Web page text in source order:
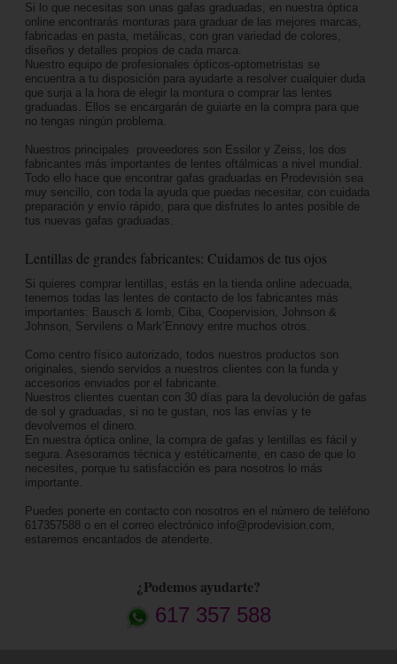
Si lo que necesitas son unas gafas graduadas, en nuestra óptica
online encontrarás monturas para graduar de las mejores marcas,
fabricadas en pasta, metálicas, con gran variedad de colores,
diseños y detalles propios de cada marca.
Nuestro equipo de profesionales ópticos-optometristas se
encuentra a tu disposición para ayudarte a resolver cualquier duda
que surja a la hora de elegir la montura o comprar las lentes
graduadas. Ellos se encargarán de guiarte en la compra para que
no tengas ningún problema.
Nuestros principales proveedores son Essilor y Zeiss, los dos
fabricantes más importantes de lentes oftálmicas a nivel mundial.
Todo ello hace que encontrar gafas graduadas en Prodevisión sea
muy sencillo, con toda la ayuda que puedas necesitar, con cuidada
preparación y envío rápido, para que disfrutes lo antes posible de
tus nuevas gafas graduadas.
Lentillas de grandes fabricantes: Cuidamos de tus ojos
Si quieres comprar lentillas, estás en la tienda online adecuada,
tenemos todas las lentes de contacto de los fabricantes más
importantes: Bausch & lomb, Ciba, Coopervision, Johnson &
Johnson, Servilens o Mark’Ennovy entre muchos otros.
Como centro físico autorizado, todos nuestros productos son
originales, siendo servidos a nuestros clientes con la funda y
accesorios enviados por el fabricante.
Nuestros clientes cuentan con 30 días para la devolución de gafas
de sol y graduadas, si no te gustan, nos las envías y te
devolvemos el dinero.
En nuestra óptica online, la compra de gafas y lentillas es fácil y
segura. Asesoramos técnica y estéticamente, en caso de que lo
necesites, porque tu satisfacción es para nosotros lo más
importante.
Puedes ponerte en contacto con nosotros en el número de teléfono
617357588 o en el correo electrónico info@prodevision.com,
estaremos encantados de atenderte.
¿Podemos ayudarte?
617 357 588